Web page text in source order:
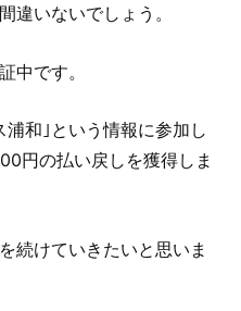
違いないでしょう。
中です。
和｣という情報に参加し
円の払い戻しを獲得しま
続けていきたいと思いま